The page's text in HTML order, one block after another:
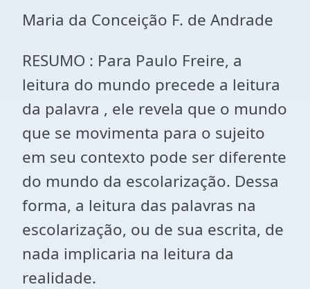
Maria da Conceição F. de Andrade
RESUMO : Para Paulo Freire, a
leitura do mundo precede a leitura
da palavra , ele revela que o mundo
que se movimenta para o sujeito
em seu contexto pode ser diferente
do mundo da escolarização. Dessa
forma, a leitura das palavras na
escolarização, ou de sua escrita, de
nada implicaria na leitura da
realidade.